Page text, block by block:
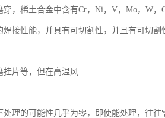
，稀土合金中含有Cr，Ni，V，Mo，W，
接性能，并具有可切割性，并且有可切割
挂片等，但在高温风
理的可能性几乎为零，即使能处理，往往